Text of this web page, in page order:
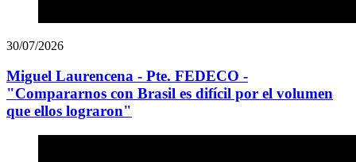
30/07/2026
Miguel Laurencena - Pte. FEDECO -
"Compararnos con Brasil es difícil por el volumen
que ellos lograron"